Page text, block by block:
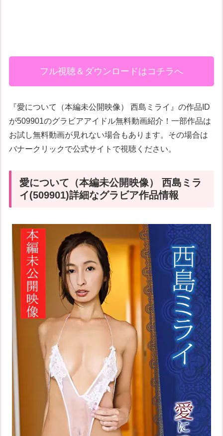
フル視聴＆ダウンロードはコチラへ
『愛について（本編未公開映像） 西島ミライ』の作品ID
が509901のグラビアアイドル無料動画紹介！一部作品は
お試し無料動画が見れない場合もあります。その場合は
バナークリックで公式サイトで視聴ください。
愛について（本編未公開映像） 西島ミラ
イ(509901)詳細なグラビア作品情報